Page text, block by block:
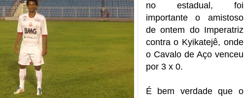
no estadual, foi
importante o amistoso
de ontem do Imperatriz
contra o Kyikatejê, onde
o Cavalo de Aço venceu
por 3 x 0.
É bem verdade que o